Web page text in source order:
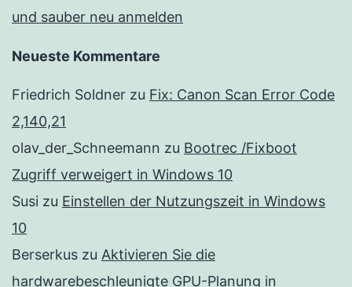
und sauber neu anmelden
Neueste Kommentare
Friedrich Soldner zu Fix: Canon Scan Error Code
2,140,21
olav_der_Schneemann zu Bootrec /Fixboot
Zugriff verweigert in Windows 10
Susi zu Einstellen der Nutzungszeit in Windows
10
Berserkus zu Aktivieren Sie die
hardwarebeschleunigte GPU-Planung in